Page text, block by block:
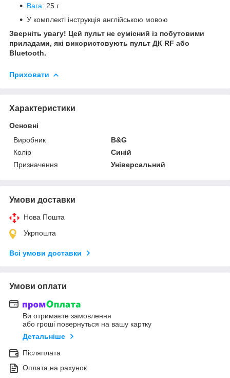
Вага: 25 г
У комплекті інструкція англійською мовою
Зверніть увагу! Цей пульт не сумісний із побутовими
приладами, які використовують пульт ДК RF або
Bluetooth.
Приховати
Характеристики
Основні
Виробник
B&G
Колір
Синій
Призначення
Універсальний
Умови доставки
Нова Пошта
Укрпошта
Всі умови доставки
Умови оплати
Ви отримаєте замовлення
або гроші повернуться на вашу картку
Детальніше
Післяплата
Оплата на рахунок